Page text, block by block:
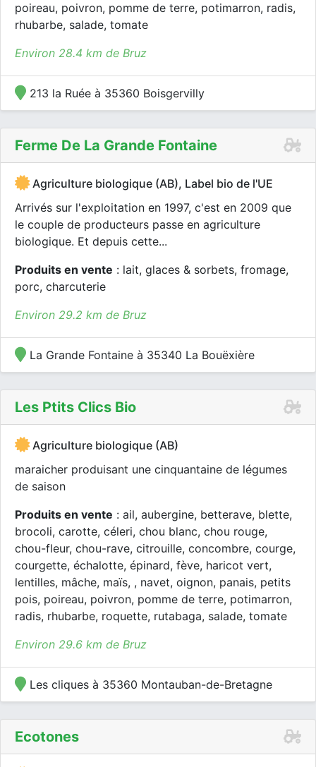
poireau, poivron, pomme de terre, potimarron, radis,
rhubarbe, salade, tomate
Environ 28.4 km de Bruz
213 la Ruée à 35360 Boisgervilly
Ferme De La Grande Fontaine
Agriculture biologique (AB), Label bio de l'UE
Arrivés sur l'exploitation en 1997, c'est en 2009 que
le couple de producteurs passe en agriculture
biologique. Et depuis cette...
Produits en vente : lait, glaces & sorbets, fromage,
porc, charcuterie
Environ 29.2 km de Bruz
La Grande Fontaine à 35340 La Bouëxière
Les Ptits Clics Bio
Agriculture biologique (AB)
maraicher produisant une cinquantaine de légumes
de saison
Produits en vente : ail, aubergine, betterave, blette,
brocoli, carotte, céleri, chou blanc, chou rouge,
chou-fleur, chou-rave, citrouille, concombre, courge,
courgette, échalotte, épinard, fève, haricot vert,
lentilles, mâche, maïs, , navet, oignon, panais, petits
pois, poireau, poivron, pomme de terre, potimarron,
radis, rhubarbe, roquette, rutabaga, salade, tomate
Environ 29.6 km de Bruz
Les cliques à 35360 Montauban-de-Bretagne
Ecotones